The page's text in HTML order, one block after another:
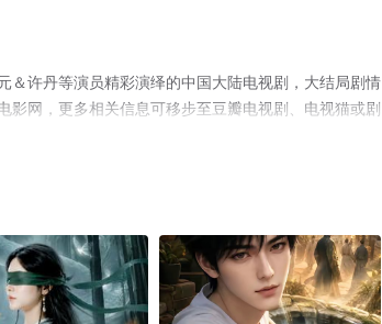
＆许丹等演员精彩演绎的中国大陆电视剧，大结局剧情
影网，更多相关信息可移步至豆瓣电视剧、电视猫或剧